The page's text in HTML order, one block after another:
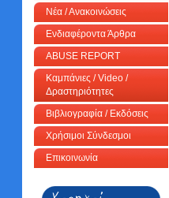
Νέα / Ανακοινώσεις
Ενδιαφέροντα Άρθρα
ABUSE REPORT
Καμπάνιες / Video /
Δραστηριότητες
Βιβλιογραφία / Εκδόσεις
Χρήσιμοι Σύνδεσμοι
Επικοινωνία